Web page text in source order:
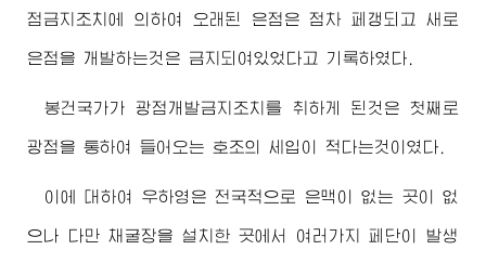
점금지조치에 의하여 오래된 은점은 점차 페갱되고 새로
은점을 개발하는것은 금지되여있었다고 기록하였다.
봉건국가가 광점개발금지조치를 취하게 된것은 첫째로
광점을 통하여 들어오는 호조의 세입이 적다는것이였다.
이에 대하여 우하영은 전국적으로 은맥이 없는 곳이 없
으나 다만 채굴장을 설치한 곳에서 여러가지 페단이 발생